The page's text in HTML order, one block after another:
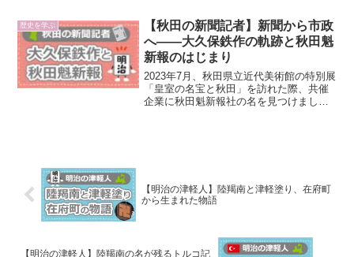
一つです。弘前市南部の清水森地区を中
心に栽培されてきたこのト...
歴史を学ぶ
【秋田の新聞記者】新聞から市政
へ――大久保鉄作の軌跡と秋田魁
新報のはじまり
2023年7月、秋田県立近代美術館の特別展
「皇室の名宝と秋田」を訪れた際、共催
企業に秋田魁新報社の名を見つけまし
【明治の津軽人】陸羯南と津軽塗り、在府町
から生まれた物語
【明治の津軽人】陸羯南の名が残るトルコ記